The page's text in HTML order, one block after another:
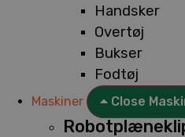
Handsker
Overtøj
Bukser
Fodtøj
Maskiner Close